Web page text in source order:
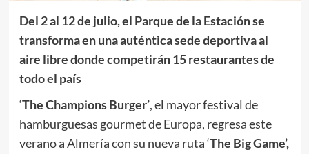
Del 2 al 12 de julio, el Parque de la Estación se
transforma en una auténtica sede deportiva al
aire libre donde competirán 15 restaurantes de
todo el país
‘The Champions Burger’, el mayor festival de
hamburguesas gourmet de Europa, regresa este
verano a Almería con su nueva ruta ‘The Big Game’,